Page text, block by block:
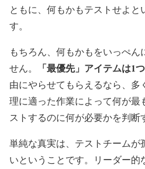
ともに、何もかもテストせよと
す。
もちろん、何もかもをいっぺん
せん。
「最優先」アイテムは1
由にやらせてもらえるなら、多
理に適った作業によって何が最
ストするのに何が必要かを判断
単純な真実は、テストチームが
いということです。リーダー的